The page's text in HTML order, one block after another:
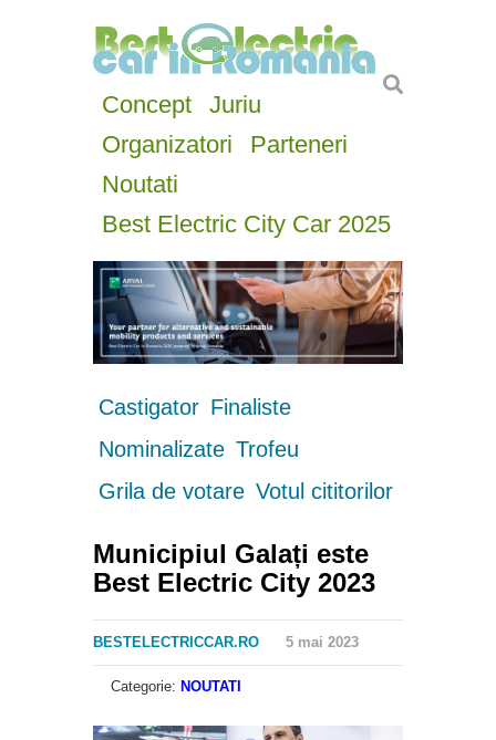
Concept
Juriu
Organizatori
Parteneri
Noutati
Best Electric City Car 2025
Castigator Finaliste
Nominalizate Trofeu
Grila de votare Votul cititorilor
Municipiul Galați este
Best Electric City 2023
BESTELECTRICCAR.RO 5 mai 2023
Categorie: NOUTATI